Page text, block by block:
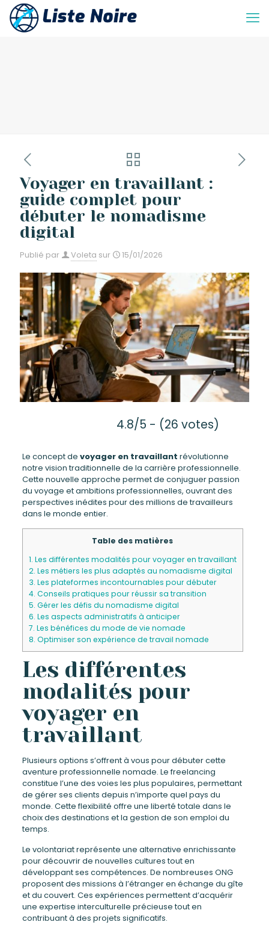
Voyager en travaillant :
guide complet pour
débuter le nomadisme
digital
Publié par Voleta sur 15/01/2026
4.8/5 - (26 votes)
Le concept de voyager en travaillant révolutionne
notre vision traditionnelle de la carrière professionnelle.
Cette nouvelle approche permet de conjuguer passion
du voyage et ambitions professionnelles, ouvrant des
perspectives inédites pour des millions de travailleurs
dans le monde entier.
Table des matières
1. Les différentes modalités pour voyager en travaillant
2. Les métiers les plus adaptés au nomadisme digital
3. Les plateformes incontournables pour débuter
4. Conseils pratiques pour réussir sa transition
5. Gérer les défis du nomadisme digital
6. Les aspects administratifs à anticiper
7. Les bénéfices du mode de vie nomade
8. Optimiser son expérience de travail nomade
Les différentes
modalités pour
voyager en
travaillant
Plusieurs options s’offrent à vous pour débuter cette
aventure professionnelle nomade. Le freelancing
constitue l’une des voies les plus populaires, permettant
de gérer ses clients depuis n’importe quel pays du
monde. Cette flexibilité offre une liberté totale dans le
choix des destinations et la gestion de son emploi du
temps.
Le volontariat représente une alternative enrichissante
pour découvrir de nouvelles cultures tout en
développant ses compétences. De nombreuses ONG
proposent des missions à l’étranger en échange du gîte
et du couvert. Ces expériences permettent d’acquérir
une expertise interculturelle précieuse tout en
contribuant à des projets significatifs.